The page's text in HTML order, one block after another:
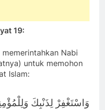
19:
Nabi
untuk memohon
Islam:
وَاسْتَغْفِرْ لِذَنْبِكَ